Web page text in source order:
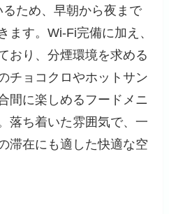
ため、早朝から夜まで
ます。Wi-Fi完備に加え、
おり、分煙環境を求める
チョコクロやホットサン
間に楽しめるフードメニ
落ち着いた雰囲気で、一
滞在にも適した快適な空